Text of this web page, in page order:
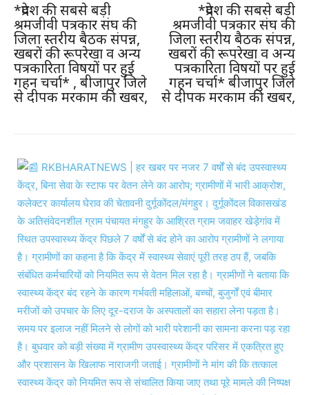
*प्रदेश की सबसे बड़ी
श्रमजीवी पत्रकार संघ की
जिला स्तरीय बैठक संपन्न,
खबरों की रूपरेखा व अन्य
पत्रकारिता विषयों पर हुई
गहन चर्चा* , बीजापुर जिले
से दीपक मरकाम की खबर,
*प्रदेश की सबसे बड़ी
श्रमजीवी पत्रकार संघ की
जिला स्तरीय बैठक संपन्न,
खबरों की रूपरेखा व अन्य
पत्रकारिता विषयों पर हुई
गहन चर्चा* बीजापुर जिले
से दीपक मरकाम की खबर,